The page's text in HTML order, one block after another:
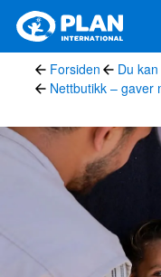
Hopp
hovedinnhold
Forsiden
Du
Nettbutikk – gaver